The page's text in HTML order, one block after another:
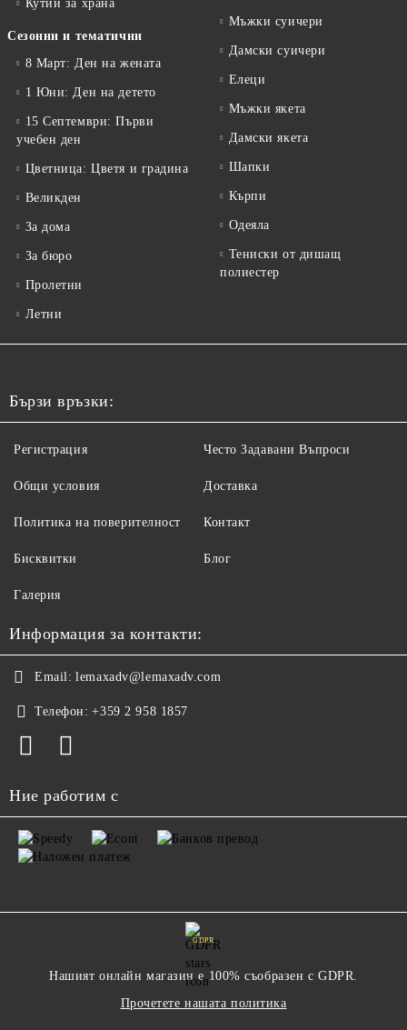
Кутии за храна
Сезонни и тематични
8 Март: Ден на жената
1 Юни: Ден на детето
15 Септември: Първи
учебен ден
Цветница: Цветя и градина
Великден
За дома
За бюро
Пролетни
Летни
Мъжки суичери
Дамски суичери
Елеци
Мъжки якета
Дамски якета
Шапки
Кърпи
Одеяла
Тениски от дишащ
полиестер
Бързи връзки:
Регистрация
Общи условия
Политика на поверителност
Бисквитки
Често Задавани Въпроси
Доставка
Контакт
Блог
Галерия
Информация за контакти:
Email: lemaxadv@lemaxadv.com
Телефон: +359 2 958 1857
Ние работим с
GDPR
Нашият онлайн магазин е 100% съобразен с GDPR.
Прочетете нашата политика